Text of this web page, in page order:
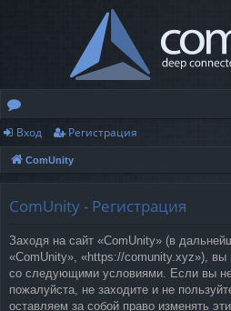
о
ру
Вход Регистрация
ComUnity
ComUnity - Регистрация
Заходя на сайт «ComUnity» (в
«ComUnity», «https://comunity.xyz»), вы
со следующими условиями. Если вы
пожалуйста, не заходите и не
оставляем за собой право изменять